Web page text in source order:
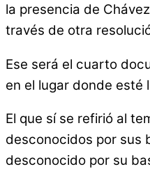
la presencia de
través de otra
Ese será el cuarto
en el lugar donde esté
El que sí se refirió al
desconocidos por sus
desconocido por su